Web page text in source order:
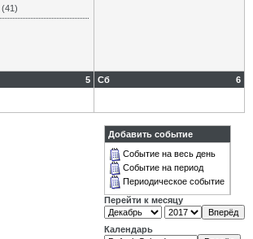
(41)
5 6
Сб
Добавить событие
Событие на весь день
Событие на период
Периодическое событие
Перейти к месяцу
Календарь